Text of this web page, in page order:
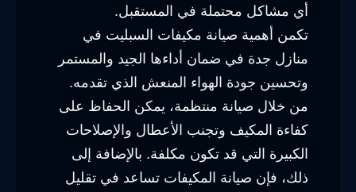
أي مشاكل محتملة في المستقبل.
تكمن أهمية صيانة مكيفات السبليت في
منازل جدة في ضمان أداءها الجيد والمستمر
وتحسين جودة الهواء المنعش الذي تقدمه.
من خلال صيانة منتظمة، يمكن الحفاظ على
كفاءة المكيف وتجنب الأعطال والإصلاحات
الكبيرة التي قد تكون مكلفة. بالإضافة إلى
ذلك، فإن صيانة المكيفات تساعد في تقليل